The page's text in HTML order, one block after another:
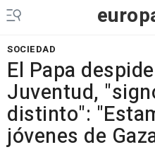
SOCIEDAD
El Papa
Juventud,
distinto":
jóvenes de